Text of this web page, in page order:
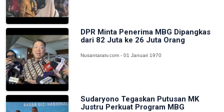
DPR Minta Penerima MBG Dipangkas
dari 82 Juta ke 26 Juta Orang
Nusantaratv.com - 01 Januari 1970
Sudaryono Tegaskan Putusan MK
Justru Perkuat Program MBG